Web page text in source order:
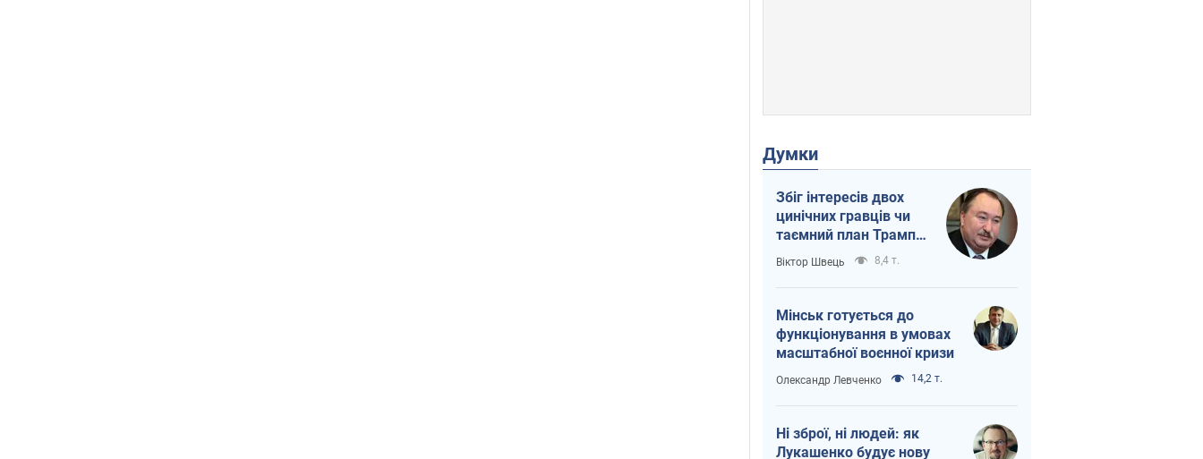
Думки
Збіг інтересів двох
цинічних гравців чи
таємний план Трампа
і Путіна?
Віктор Швець 8,4 т.
Мінськ готується до
функціонування в умовах
масштабної воєнної кризи
Олександр Левченко 14,2 т.
Ні зброї, ні людей: як
Лукашенко будує нову